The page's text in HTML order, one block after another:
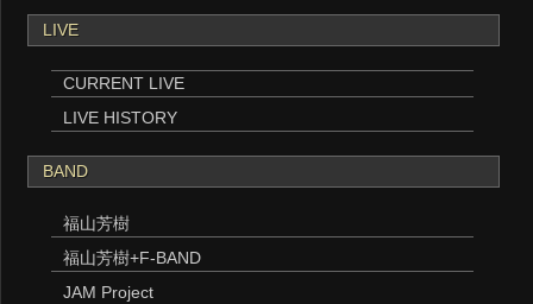
LIVE
CURRENT LIVE
LIVE HISTORY
BAND
福山芳樹
福山芳樹+F-BAND
JAM Project